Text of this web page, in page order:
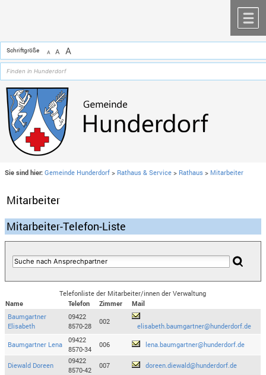
Schriftgröße A A A
Sie sind hier: Gemeinde Hunderdorf > Rathaus & Service > Rathaus > Mitarbeiter
Mitarbeiter
Mitarbeiter-Telefon-Liste
Telefonliste der Mitarbeiter/innen der Verwaltung
Name
Telefon Zimmer
Mail
Baumgartner
Elisabeth
09422
8570-28
002
elisabeth.baumgartner@hunderdorf.de
Baumgartner Lena
09422
8570-34
006 lena.baumgartner@hunderdorf.de
Diewald Doreen
09422
8570-42
007 doreen.diewald@hunderdorf.de